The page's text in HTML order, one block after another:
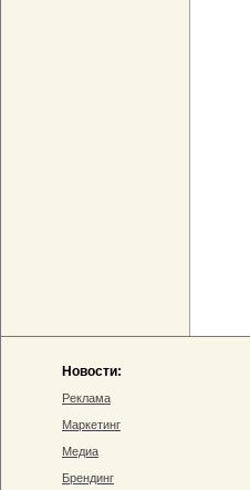
Новости:
Реклама
Маркетинг
Медиа
Брендинг